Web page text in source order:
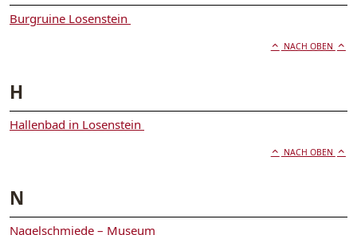
Burgruine Losenstein
NACH OBEN
H
Hallenbad in Losenstein
NACH OBEN
N
Nagelschmiede – Museum